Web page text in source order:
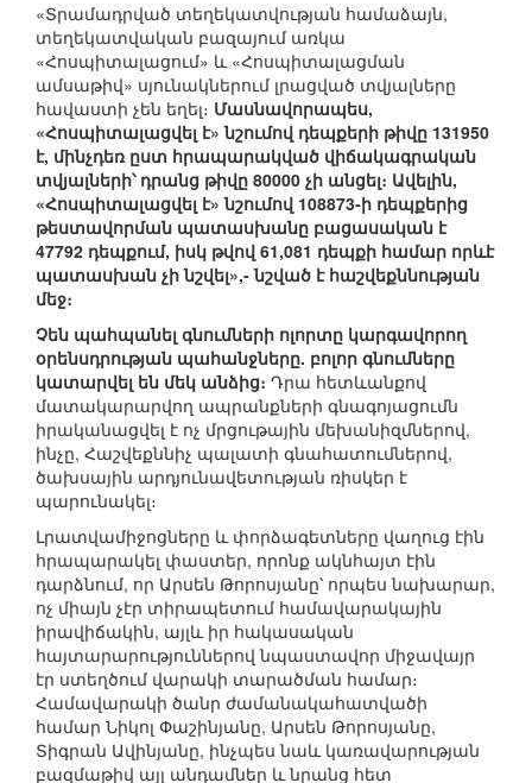
«Տրամադրված տեղեկատվության համաձայն,
տեղեկատվական բազայում առկա
«Հոսպիտալացում» և «Հոսպիտալացման
ամսաթիվ» սյունակներում լրացված տվյալները
հավաստի չեն եղել։ Մասնավորապես,
«Հոսպիտալացվել է» նշումով դեպքերի թիվը 131950
է, մինչդեռ ըստ հրապարակված վիճակագրական
տվյալների՝ դրանց թիվը 80000 չի անցել։ Ավելին,
«Հոսպիտալացվել է» նշումով 108873-ի դեպքերից
թեստավորման պատասխանը բացասական է
47792 դեպքում, իսկ թվով 61,081 դեպքի համար որևէ
պատասխան չի նշվել»,- նշված է հաշվեքննության
մեջ։
Չեն պահպանել գնումների ոլորտը կարգավորող
օրենսդրության պահանջները. բոլոր գնումները
կատարվել են մեկ անձից։ Դրա հետևանքով
մատակարարվող ապրանքների գնագոյացումն
իրականացվել է ոչ մրցութային մեխանիզմներով,
ինչը, Հաշվեքննիչ պալատի գնահատումներով,
ծախսային արդյունավետության ռիսկեր է
պարունակել։
Լրատվամիջոցները և փորձագետները վաղուց էին
հրապարակել փաստեր, որոնք ակնհայտ էին
դարձնում, որ Արսեն Թորոսյանը՝ որպես նախարար,
ոչ միայն չէր տիրապետում համավարակային
իրավիճակին, այլև իր հակասական
հայտարարություններով նպաստավոր միջավայր
էր ստեղծում վարակի տարածման համար։
Համավարակի ծանր ժամանակահատվածի
համար Նիկոլ Փաշինյանը, Արսեն Թորոսյանը,
Տիգրան Ավինյանը, ինչպես նաև կառավարության
բազմաթիվ այլ անդամներ և նրանց հետ